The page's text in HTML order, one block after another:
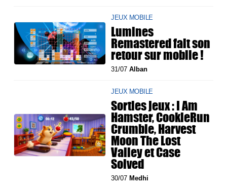
JEUX MOBILE
Lumines
Remastered fait son
retour sur mobile !
31/07Alban
JEUX MOBILE
Sorties jeux : I Am
Hamster, CookieRun
Crumble, Harvest
Moon The Lost
Valley et Case
Solved
30/07 Medhi